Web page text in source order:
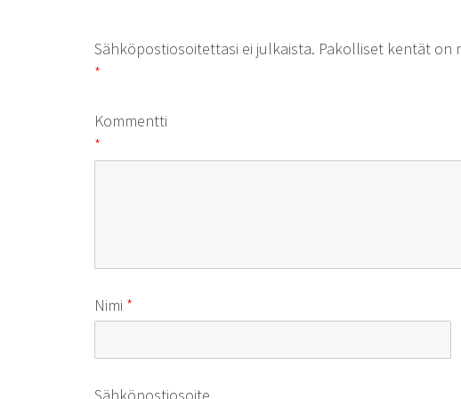
Sähköpostiosoitettasi ei julkaista. Pakolliset kentät on
*
Kommentti
*
Nimi *